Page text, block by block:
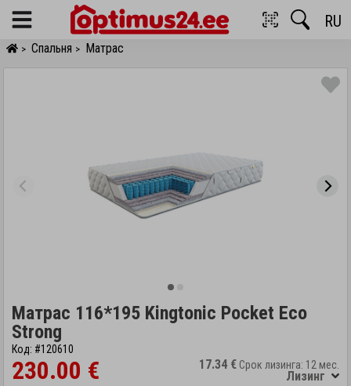
Menu RU
> Спальня > Матрас
Матрас 116*195 Kingtonic Pocket Eco
Strong
Код: #120610
230.00 € 17.34 € Срок лизинга: 12 мес.
Лизинг